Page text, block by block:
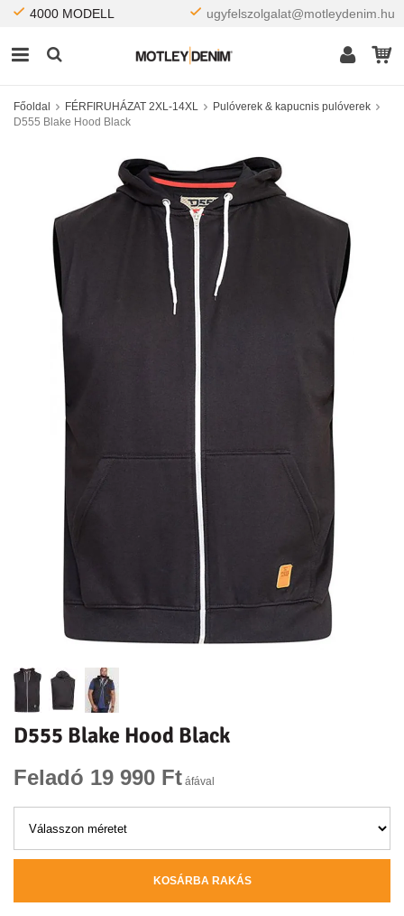
4000 MODELL ugyfelszolgalat@motleydenim.hu
Főoldal FÉRFIRUHÁZAT 2XL-14XL
Pulóverek & kapucnis pulóverek
D555 Blake Hood Black
D555 Blake Hood Black
Feladó 19 990 Ft áfával
KOSÁRBA RAKÁS